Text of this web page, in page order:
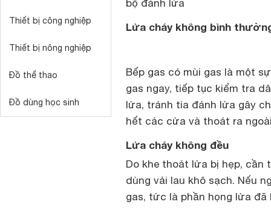
Thiết bị công nghiệp
Thiết bị nông nghiệp
Đồ thể thao
Đồ dùng học sinh
bộ đánh lửa
Lửa cháy không bình
Bếp gas có mùi gas là một
gas ngay, tiếp tục kiểm tra
lửa, tránh tia đánh lửa gây
hết các cửa và thoát ra
Lửa cháy không đều
Do khe thoát lửa bị hẹp, cần
dùng vải lau khô sạch. Nếu
gas, tức là phần họng lửa đã